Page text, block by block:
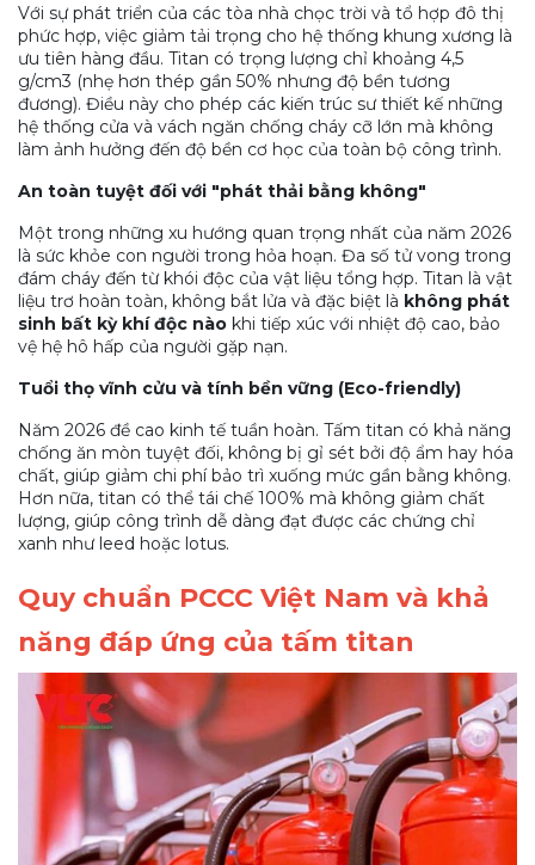
Với sự phát triển của các tòa nhà chọc trời và tổ hợp đô thị
phức hợp, việc giảm tải trọng cho hệ thống khung xương là
ưu tiên hàng đầu. Titan có trọng lượng chỉ khoảng 4,5
g/cm3 (nhẹ hơn thép gần 50% nhưng độ bền tương
đương). Điều này cho phép các kiến trúc sư thiết kế những
hệ thống cửa và vách ngăn chống cháy cỡ lớn mà không
làm ảnh hưởng đến độ bền cơ học của toàn bộ công trình.
An toàn tuyệt đối với "phát thải bằng không"
Một trong những xu hướng quan trọng nhất của năm 2026
là sức khỏe con người trong hỏa hoạn. Đa số tử vong trong
đám cháy đến từ khói độc của vật liệu tổng hợp. Titan là vật
liệu trơ hoàn toàn, không bắt lửa và đặc biệt là không phát
sinh bất kỳ khí độc nào khi tiếp xúc với nhiệt độ cao, bảo
vệ hệ hô hấp của người gặp nạn.
Tuổi thọ vĩnh cửu và tính bền vững (Eco-friendly)
Năm 2026 đề cao kinh tế tuần hoàn. Tấm titan có khả năng
chống ăn mòn tuyệt đối, không bị gỉ sét bởi độ ẩm hay hóa
chất, giúp giảm chi phí bảo trì xuống mức gần bằng không.
Hơn nữa, titan có thể tái chế 100% mà không giảm chất
lượng, giúp công trình dễ dàng đạt được các chứng chỉ
xanh như leed hoặc lotus.
Quy chuẩn PCCC Việt Nam và khả
năng đáp ứng của tấm titan